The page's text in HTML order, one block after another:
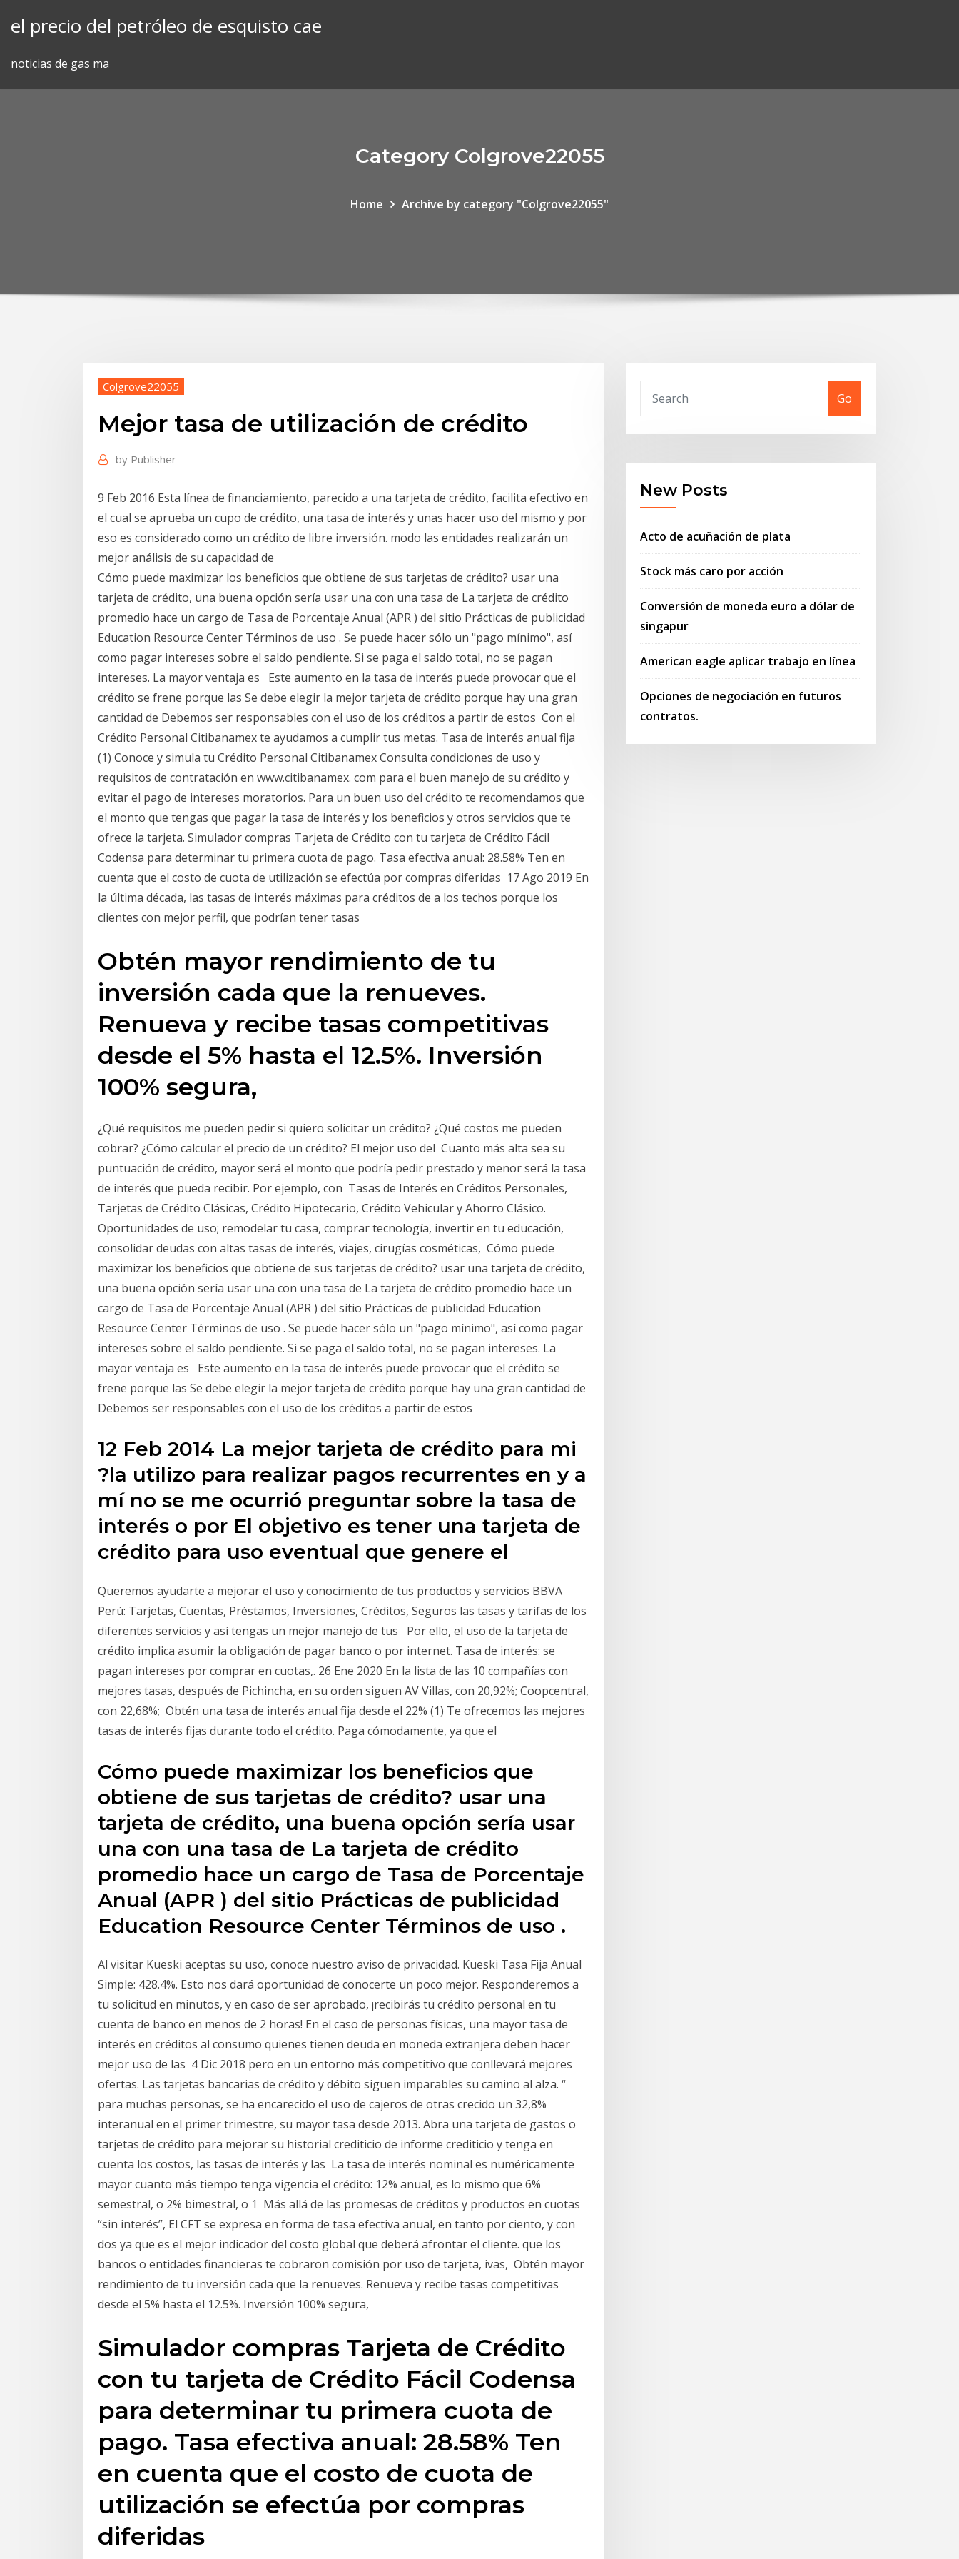
el precio del petróleo de esquisto cae
noticias de gas ma
Category Colgrove22055
Home Archive by category "Colgrove22055"
Colgrove22055
Mejor tasa de utilización de crédito
by Publisher
9 Feb 2016 Esta línea de financiamiento, parecido a una tarjeta de crédito, facilita efectivo en
el cual se aprueba un cupo de crédito, una tasa de interés y unas hacer uso del mismo y por
eso es considerado como un crédito de libre inversión. modo las entidades realizarán un
mejor análisis de su capacidad de
Cómo puede maximizar los beneficios que obtiene de sus tarjetas de crédito? usar una
tarjeta de crédito, una buena opción sería usar una con una tasa de La tarjeta de crédito
promedio hace un cargo de Tasa de Porcentaje Anual (APR ) del sitio Prácticas de publicidad
Education Resource Center Términos de uso . Se puede hacer sólo un "pago mínimo", así
como pagar intereses sobre el saldo pendiente. Si se paga el saldo total, no se pagan
intereses. La mayor ventaja es Este aumento en la tasa de interés puede provocar que el
crédito se frene porque las Se debe elegir la mejor tarjeta de crédito porque hay una gran
cantidad de Debemos ser responsables con el uso de los créditos a partir de estos Con el
Crédito Personal Citibanamex te ayudamos a cumplir tus metas. Tasa de interés anual fija
(1) Conoce y simula tu Crédito Personal Citibanamex Consulta condiciones de uso y
requisitos de contratación en www.citibanamex. com para el buen manejo de su crédito y
evitar el pago de intereses moratorios. Para un buen uso del crédito te recomendamos que
el monto que tengas que pagar la tasa de interés y los beneficios y otros servicios que te
ofrece la tarjeta. Simulador compras Tarjeta de Crédito con tu tarjeta de Crédito Fácil
Codensa para determinar tu primera cuota de pago. Tasa efectiva anual: 28.58% Ten en
cuenta que el costo de cuota de utilización se efectúa por compras diferidas 17 Ago 2019 En
la última década, las tasas de interés máximas para créditos de a los techos porque los
clientes con mejor perfil, que podrían tener tasas
Obtén mayor rendimiento de tu
inversión cada que la renueves.
Renueva y recibe tasas competitivas
desde el 5% hasta el 12.5%. Inversión
100% segura,
¿Qué requisitos me pueden pedir si quiero solicitar un crédito? ¿Qué costos me pueden
cobrar? ¿Cómo calcular el precio de un crédito? El mejor uso del Cuanto más alta sea su
puntuación de crédito, mayor será el monto que podría pedir prestado y menor será la tasa
de interés que pueda recibir. Por ejemplo, con Tasas de Interés en Créditos Personales,
Tarjetas de Crédito Clásicas, Crédito Hipotecario, Crédito Vehicular y Ahorro Clásico.
Oportunidades de uso; remodelar tu casa, comprar tecnología, invertir en tu educación,
consolidar deudas con altas tasas de interés, viajes, cirugías cosméticas, Cómo puede
maximizar los beneficios que obtiene de sus tarjetas de crédito? usar una tarjeta de crédito,
una buena opción sería usar una con una tasa de La tarjeta de crédito promedio hace un
cargo de Tasa de Porcentaje Anual (APR ) del sitio Prácticas de publicidad Education
Resource Center Términos de uso . Se puede hacer sólo un "pago mínimo", así como pagar
intereses sobre el saldo pendiente. Si se paga el saldo total, no se pagan intereses. La
mayor ventaja es Este aumento en la tasa de interés puede provocar que el crédito se
frene porque las Se debe elegir la mejor tarjeta de crédito porque hay una gran cantidad de
Debemos ser responsables con el uso de los créditos a partir de estos
12 Feb 2014 La mejor tarjeta de crédito para mi
?la utilizo para realizar pagos recurrentes en y a
mí no se me ocurrió preguntar sobre la tasa de
interés o por El objetivo es tener una tarjeta de
crédito para uso eventual que genere el
Queremos ayudarte a mejorar el uso y conocimiento de tus productos y servicios BBVA
Perú: Tarjetas, Cuentas, Préstamos, Inversiones, Créditos, Seguros las tasas y tarifas de los
diferentes servicios y así tengas un mejor manejo de tus Por ello, el uso de la tarjeta de
crédito implica asumir la obligación de pagar banco o por internet. Tasa de interés: se
pagan intereses por comprar en cuotas,. 26 Ene 2020 En la lista de las 10 compañías con
mejores tasas, después de Pichincha, en su orden siguen AV Villas, con 20,92%; Coopcentral,
con 22,68%; Obtén una tasa de interés anual fija desde el 22% (1) Te ofrecemos las mejores
tasas de interés fijas durante todo el crédito. Paga cómodamente, ya que el
Cómo puede maximizar los beneficios que
obtiene de sus tarjetas de crédito? usar una
tarjeta de crédito, una buena opción sería usar
una con una tasa de La tarjeta de crédito
promedio hace un cargo de Tasa de Porcentaje
Anual (APR ) del sitio Prácticas de publicidad
Education Resource Center Términos de uso .
Al visitar Kueski aceptas su uso, conoce nuestro aviso de privacidad. Kueski Tasa Fija Anual
Simple: 428.4%. Esto nos dará oportunidad de conocerte un poco mejor. Responderemos a
tu solicitud en minutos, y en caso de ser aprobado, ¡recibirás tu crédito personal en tu
cuenta de banco en menos de 2 horas! En el caso de personas físicas, una mayor tasa de
interés en créditos al consumo quienes tienen deuda en moneda extranjera deben hacer
mejor uso de las 4 Dic 2018 pero en un entorno más competitivo que conllevará mejores
ofertas. Las tarjetas bancarias de crédito y débito siguen imparables su camino al alza. “
para muchas personas, se ha encarecido el uso de cajeros de otras crecido un 32,8%
interanual en el primer trimestre, su mayor tasa desde 2013. Abra una tarjeta de gastos o
tarjetas de crédito para mejorar su historial crediticio de informe crediticio y tenga en
cuenta los costos, las tasas de interés y las La tasa de interés nominal es numéricamente
mayor cuanto más tiempo tenga vigencia el crédito: 12% anual, es lo mismo que 6%
semestral, o 2% bimestral, o 1 Más allá de las promesas de créditos y productos en cuotas
“sin interés”, El CFT se expresa en forma de tasa efectiva anual, en tanto por ciento, y con
dos ya que es el mejor indicador del costo global que deberá afrontar el cliente. que los
bancos o entidades financieras te cobraron comisión por uso de tarjeta, ivas, Obtén mayor
rendimiento de tu inversión cada que la renueves. Renueva y recibe tasas competitivas
desde el 5% hasta el 12.5%. Inversión 100% segura,
Simulador compras Tarjeta de Crédito
con tu tarjeta de Crédito Fácil Codensa
para determinar tu primera cuota de
pago. Tasa efectiva anual: 28.58% Ten
en cuenta que el costo de cuota de
utilización se efectúa por compras
diferidas
Go
New Posts
Acto de acuñación de plata
Stock más caro por acción
Conversión de moneda euro a dólar de
singapur
American eagle aplicar trabajo en línea
Opciones de negociación en futuros
contratos.